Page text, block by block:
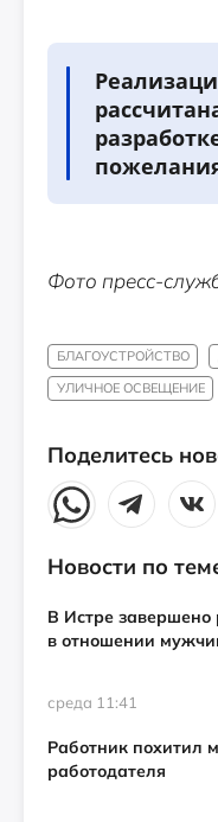
Фото пресс-
БЛАГОУСТРОЙСТВО
УЛИЧНОЕ ОСВЕЩЕНИЕ
Поделитесь
Новости по
В Истре завершено
в отношении
среда 11:41
Работник похитил
работодателя